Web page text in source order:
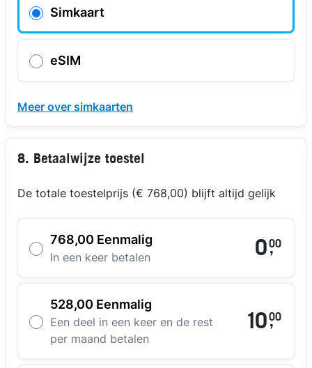
Simkaart
eSIM
Meer over simkaarten
8. Betaalwijze toestel
De totale toestelprijs (€ 768,00) blijft altijd gelijk
768,00 Eenmalig
In een keer betalen 0,
00
528,00 Eenmalig
Een deel in een keer en de rest
per maand betalen
10,
00